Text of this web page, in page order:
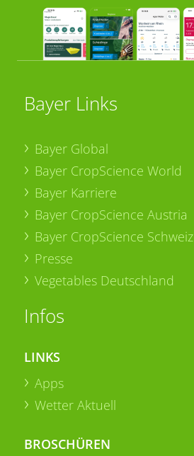
Bayer Links
Bayer Global
Bayer CropScience World
Bayer Karriere
Bayer CropScience Austria
Bayer CropScience Schweiz
Presse
Vegetables Deutschland
Infos
LINKS
Apps
Wetter Aktuell
BROSCHÜREN